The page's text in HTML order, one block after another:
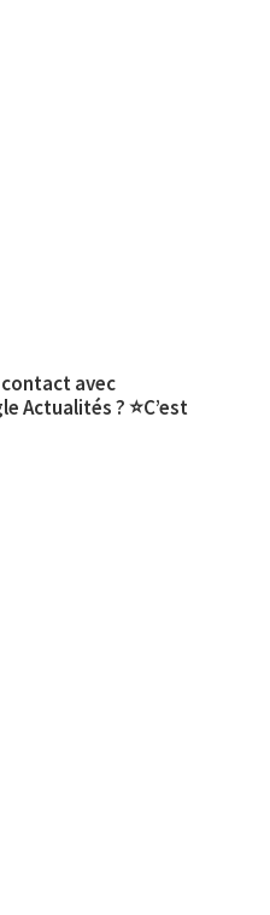
avec
Actualités ? ⭐C’est